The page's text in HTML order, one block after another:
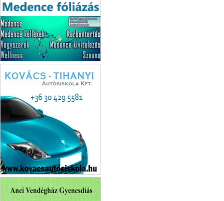
Balaton Pool Kft.
Uszodatechnika
Kovács-Tihanyi Autósiskola